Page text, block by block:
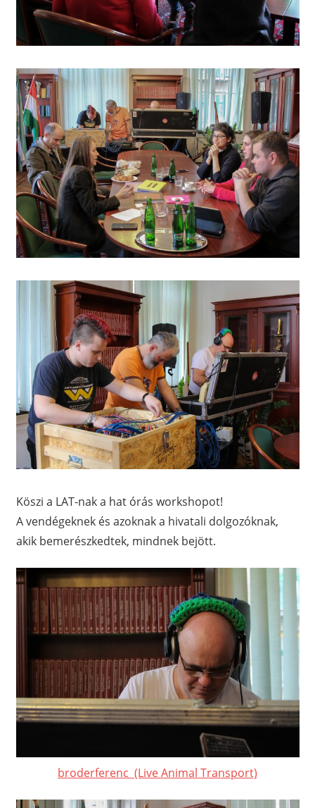
Köszi a LAT-nak a hat órás workshopot!
A vendégeknek és azoknak a hivatali dolgozóknak,
akik bemerészkedtek, mindnek bejött.
broderferenc (Live Animal Transport)